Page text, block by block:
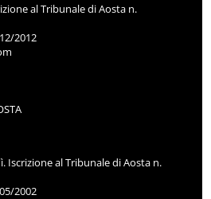
al Tribunale di Aosta n.
2012
Iscrizione al Tribunale di Aosta n.
2002